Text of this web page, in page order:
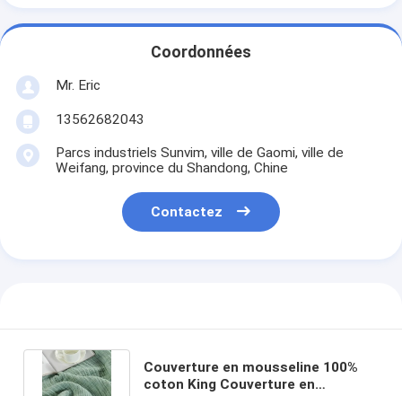
À la maison
À propos de nous
Visite de l'usine
Les affaires
Coordonnées
Mr. Eric
13562682043
Parcs industriels Sunvim, ville de Gaomi, ville de
Weifang, province du Shandong, Chine
Contactez
Couverture en mousseline 100%
coton King Couverture en